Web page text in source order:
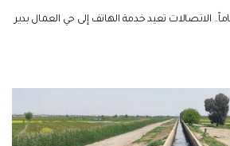
انقطاع 14 عاماً.. الاتصالات تعيد خدمة الهاتف إلى حي العمال بدير